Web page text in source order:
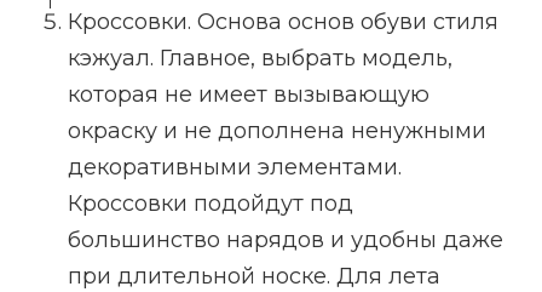
Кроссовки. Основа основ обуви стиля
кэжуал. Главное, выбрать модель,
которая не имеет вызывающую
окраску и не дополнена ненужными
декоративными элементами.
Кроссовки подойдут под
большинство нарядов и удобны даже
при длительной носке. Для лета